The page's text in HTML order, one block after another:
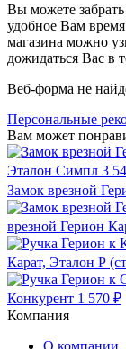
Вы можете
удобное Вам
магазина можно
дожидаться Вас в
Веб-форма не
Персональные
Вам может
Эталон Симпл 3
Замок врезной
врезной Герион
Карат, Эталон Р
Конкурент 1 570 ₽
Компания
О компании